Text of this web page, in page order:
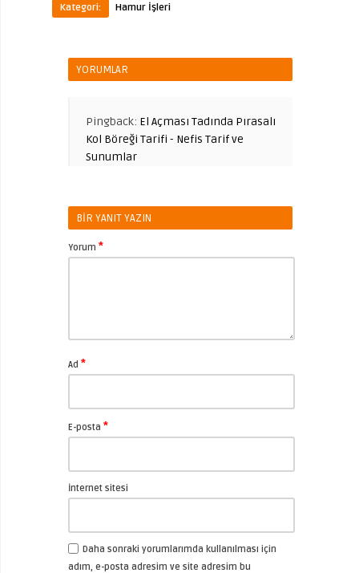
Kategori:
Hamur İşleri
YORUMLAR
Pingback: El Açması Tadında Pırasalı
Kol Böreği Tarifi - Nefis Tarif ve
Sunumlar
BIR YANIT YAZIN
Yorum *
Ad *
E-posta *
İnternet sitesi
Daha sonraki yorumlarımda kullanılması için
adım, e-posta adresim ve site adresim bu